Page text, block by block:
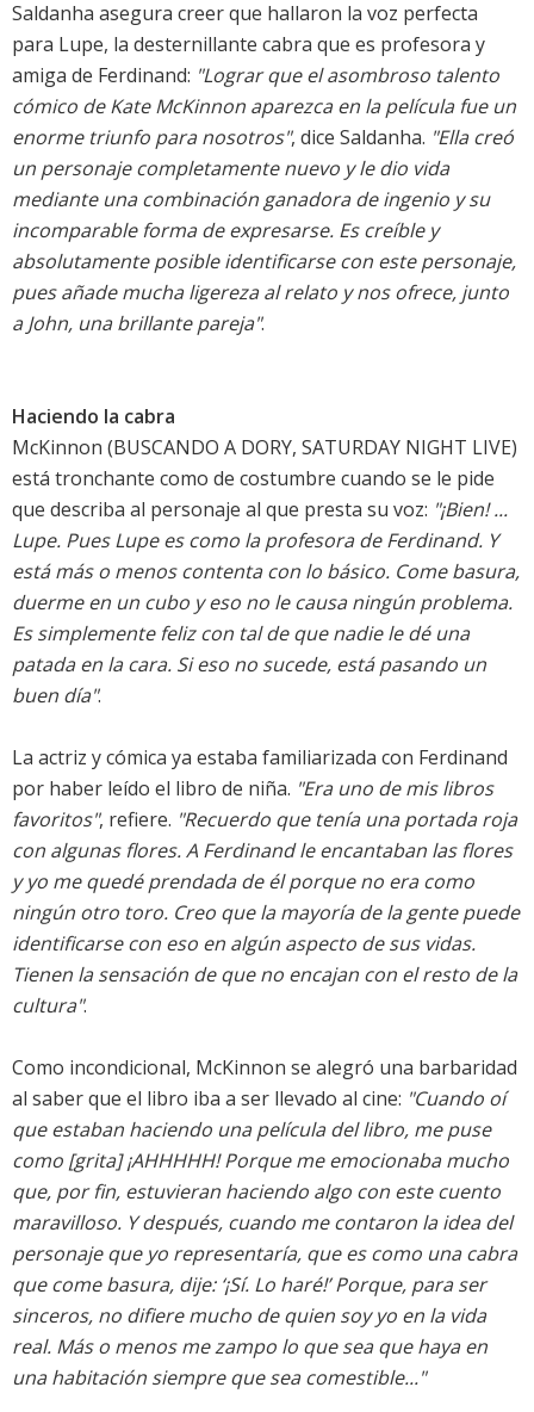
Saldanha asegura creer que hallaron la voz perfecta
para Lupe, la desternillante cabra que es profesora y
amiga de Ferdinand: "Lograr que el asombroso talento
cómico de Kate McKinnon aparezca en la película fue un
enorme triunfo para nosotros", dice Saldanha. "Ella creó
un personaje completamente nuevo y le dio vida
mediante una combinación ganadora de ingenio y su
incomparable forma de expresarse. Es creíble y
absolutamente posible identificarse con este personaje,
pues añade mucha ligereza al relato y nos ofrece, junto
a John, una brillante pareja".
Haciendo la cabra
McKinnon (BUSCANDO A DORY, SATURDAY NIGHT LIVE)
está tronchante como de costumbre cuando se le pide
que describa al personaje al que presta su voz: "¡Bien! ...
Lupe. Pues Lupe es como la profesora de Ferdinand. Y
está más o menos contenta con lo básico. Come basura,
duerme en un cubo y eso no le causa ningún problema.
Es simplemente feliz con tal de que nadie le dé una
patada en la cara. Si eso no sucede, está pasando un
buen día".
La actriz y cómica ya estaba familiarizada con Ferdinand
por haber leído el libro de niña. "Era uno de mis libros
favoritos", refiere. "Recuerdo que tenía una portada roja
con algunas flores. A Ferdinand le encantaban las flores
y yo me quedé prendada de él porque no era como
ningún otro toro. Creo que la mayoría de la gente puede
identificarse con eso en algún aspecto de sus vidas.
Tienen la sensación de que no encajan con el resto de la
cultura".
Como incondicional, McKinnon se alegró una barbaridad
al saber que el libro iba a ser llevado al cine: "Cuando oí
que estaban haciendo una película del libro, me puse
como [grita] ¡AHHHHH! Porque me emocionaba mucho
que, por fin, estuvieran haciendo algo con este cuento
maravilloso. Y después, cuando me contaron la idea del
personaje que yo representaría, que es como una cabra
que come basura, dije: ‘¡Sí. Lo haré!’ Porque, para ser
sinceros, no difiere mucho de quien soy yo en la vida
real. Más o menos me zampo lo que sea que haya en
una habitación siempre que sea comestible..."